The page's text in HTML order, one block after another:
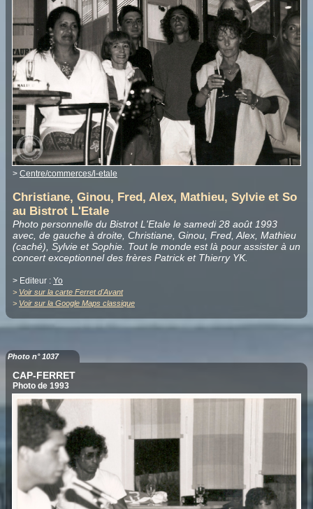
> Centre/commerces/l-etale
Christiane, Ginou, Fred, Alex, Mathieu, Sylvie et So
au Bistrot L'Etale
Photo personnelle du Bistrot L'Etale le samedi 28 août 1993
avec, de gauche à droite, Christiane, Ginou, Fred, Alex, Mathieu
(caché), Sylvie et Sophie. Tout le monde est là pour assister à un
concert exceptionnel des frères Patrick et Thierry YK.
> Editeur : Yo
> Voir sur la carte Ferret d'Avant
> Voir sur la Google Maps classique
Photo n° 1037
CAP-FERRET
Photo de 1993